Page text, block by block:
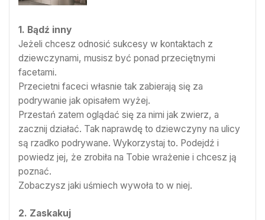
1. Bądź inny
Jeżeli chcesz odnosić sukcesy w kontaktach z
dziewczynami, musisz być ponad przeciętnymi
facetami.
Przecietni faceci własnie tak zabierają się za
podrywanie jak opisałem wyżej.
Przestań zatem oglądać się za nimi jak zwierz, a
zacznij działać. Tak naprawdę to dziewczyny na ulicy
są rzadko podrywane. Wykorzystaj to. Podejdź i
powiedz jej, że zrobiła na Tobie wrażenie i chcesz ją
poznać.
Zobaczysz jaki uśmiech wywoła to w niej.
2. Zaskakuj